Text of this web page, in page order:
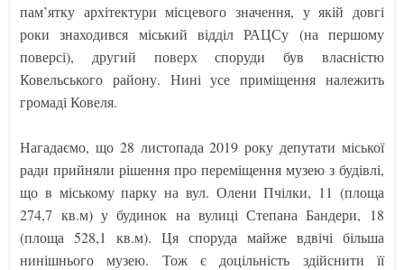
пам’ятку архітектури місцевого значення, у якій довгі
роки знаходився міський відділ РАЦСу (на першому
поверсі), другий поверх споруди був власністю
Ковельського району. Нині усе приміщення належить
громаді Ковеля.
Нагадаємо, що 28 листопада 2019 року депутати міської
ради прийняли рішення про переміщення музею з будівлі,
що в міському парку на вул. Олени Пчілки, 11 (площа
274,7 кв.м) у будинок на вулиці Степана Бандери, 18
(площа 528,1 кв.м). Ця споруда майже вдвічі більша
нинішнього музею. Тож є доцільність здійснити її